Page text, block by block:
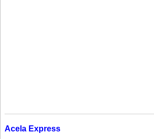
Acela Express